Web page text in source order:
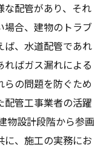
な配管があり、それ
場合、建物のトラブ
ば、水道配管であれ
ばガス漏れによる
の問題を防ぐため
配管工事業者の活躍
物設計段階から参画
に、施工の実務にお